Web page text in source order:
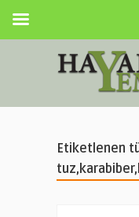
Etiketlenen